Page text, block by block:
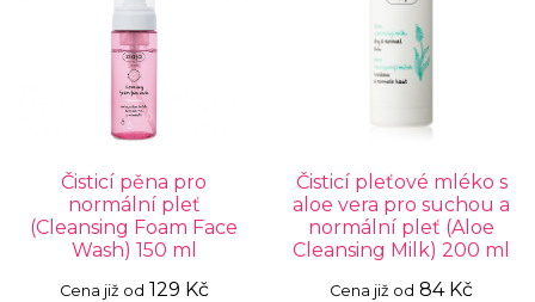
Čisticí pěna pro
normální pleť
(Cleansing Foam Face
Wash) 150 ml
Cena již od 129 Kč
Čisticí pleťové mléko s
aloe vera pro suchou a
normální pleť (Aloe
Cleansing Milk) 200 ml
Cena již od 84 Kč